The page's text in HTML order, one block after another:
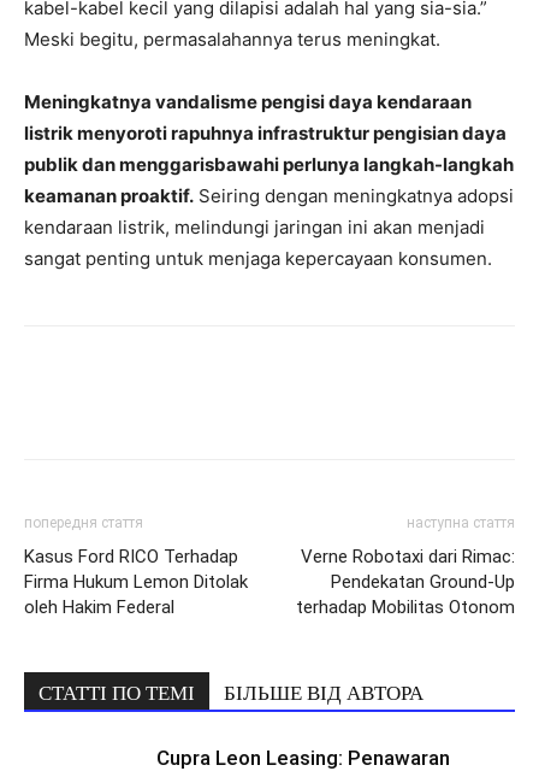
kabel-kabel kecil yang dilapisi adalah hal yang sia-sia.”
Meski begitu, permasalahannya terus meningkat.
Meningkatnya vandalisme pengisi daya kendaraan
listrik menyoroti rapuhnya infrastruktur pengisian daya
publik dan menggarisbawahi perlunya langkah-langkah
keamanan proaktif. Seiring dengan meningkatnya adopsi
kendaraan listrik, melindungi jaringan ini akan menjadi
sangat penting untuk menjaga kepercayaan konsumen.
попередня стаття
Kasus Ford RICO Terhadap
Firma Hukum Lemon Ditolak
oleh Hakim Federal
наступна стаття
Verne Robotaxi dari Rimac:
Pendekatan Ground-Up
terhadap Mobilitas Otonom
СТАТТІ ПО ТЕМІ БІЛЬШЕ ВІД АВТОРА
Cupra Leon Leasing: Penawaran